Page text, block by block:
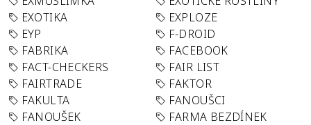
EXOTIKA
EXPLOZE
EYP
F-DROID
FABRIKA
FACEBOOK
FACT-CHECKERS
FAIR LIST
FAIRTRADE
FAKTOR
FAKULTA
FANOUŠCI
FANOUŠEK
FARMA BEZDÍNEK